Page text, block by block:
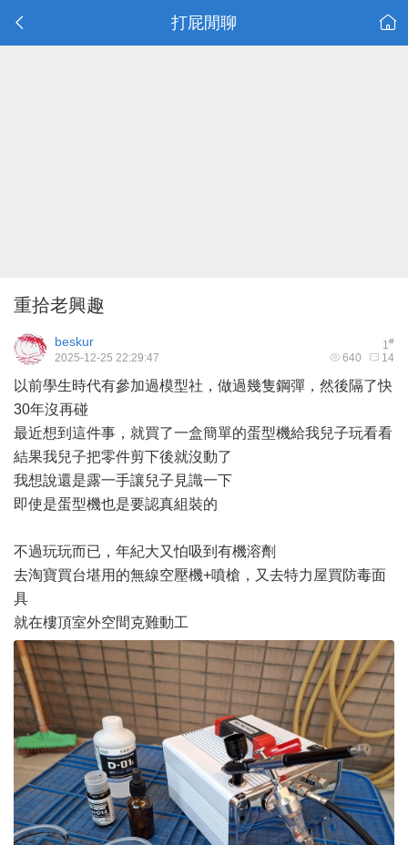
打屁閒聊
重拾老興趣
1#
beskur
640 14
2025-12-25 22:29:47
以前學生時代有參加過模型社，做過幾隻鋼彈，然後隔了快
30年沒再碰
最近想到這件事，就買了一盒簡單的蛋型機給我兒子玩看看
結果我兒子把零件剪下後就沒動了
我想說還是露一手讓兒子見識一下
即使是蛋型機也是要認真組裝的
不過玩玩而已，年紀大又怕吸到有機溶劑
去淘寶買台堪用的無線空壓機+噴槍，又去特力屋買防毒面
具
就在樓頂室外空間克難動工